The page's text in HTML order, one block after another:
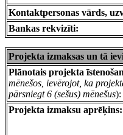
Kontaktpersonas vārds,
Bankas rekvizīti:
Projekta izmaksas un tā
Plānotais projekta
mēnešos, ievērojot, ka
pārsniegt 6 (sešus) mēnešus):
Projekta izmaksu aprēķins: